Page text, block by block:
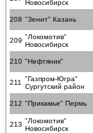
Новосибирск
208 "Зенит" Казань
209 "Локомотив"
Новосибирск
210 "Нефтяник"
211
"Газпром-Югра"
Сургутский район
212 "Прикамье" Пермь
213 "Локомотив"
Новосибирск